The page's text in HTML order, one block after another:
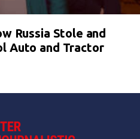
Russia Stole and
Auto and Tractor